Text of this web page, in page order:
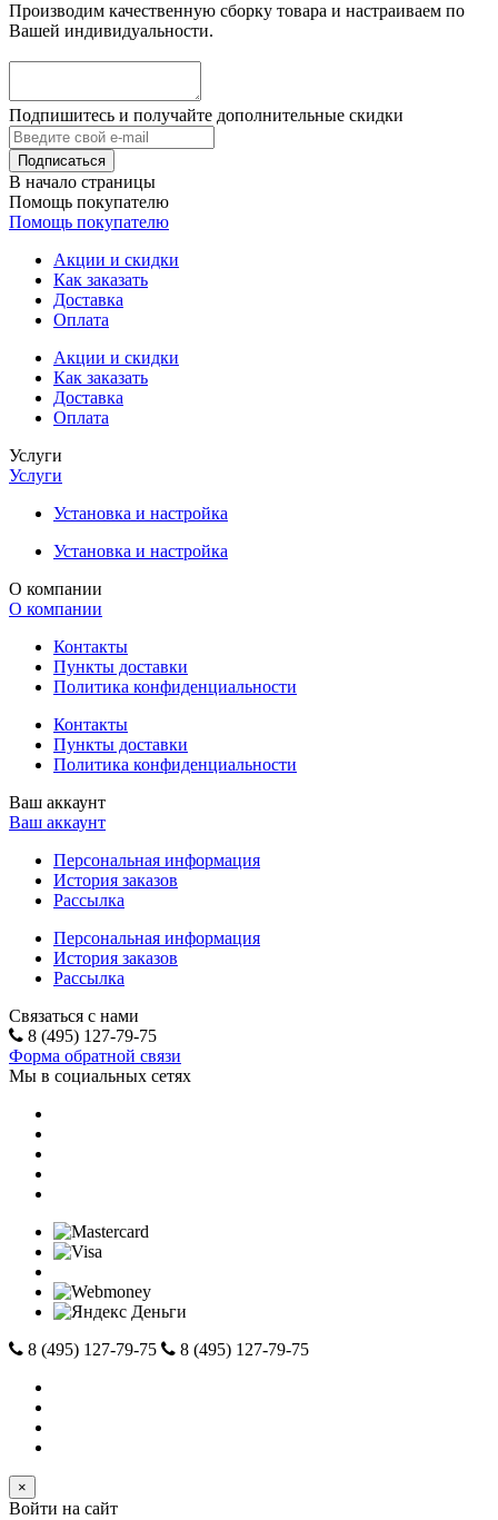
Производим качественную сборку товара и настраиваем по
Вашей индивидуальности.
Подпишитесь и получайте дополнительные скидки
В начало страницы
Помощь покупателю
Помощь покупателю
Акции и скидки
Как заказать
Доставка
Оплата
Акции и скидки
Как заказать
Доставка
Оплата
Услуги
Услуги
Установка и настройка
Установка и настройка
О компании
О компании
Контакты
Пункты доставки
Политика конфиденциальности
Контакты
Пункты доставки
Политика конфиденциальности
Ваш аккаунт
Ваш аккаунт
Персональная информация
История заказов
Рассылка
Персональная информация
История заказов
Рассылка
Связаться с нами
8 (495) 127-79-75
Форма обратной связи
Мы в социальных сетях
8 (495) 127-79-75 8 (495) 127-79-75
×
Войти на сайт